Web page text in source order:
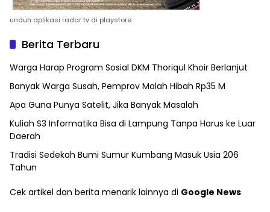
unduh aplikasi radar tv di playstore
Berita Terbaru
Warga Harap Program Sosial DKM Thoriqul Khoir Berlanjut
Banyak Warga Susah, Pemprov Malah Hibah Rp35 M
Apa Guna Punya Satelit, Jika Banyak Masalah
Kuliah S3 Informatika Bisa di Lampung Tanpa Harus ke Luar
Daerah
Tradisi Sedekah Bumi Sumur Kumbang Masuk Usia 206
Tahun
Cek artikel dan berita menarik lainnya di Google News